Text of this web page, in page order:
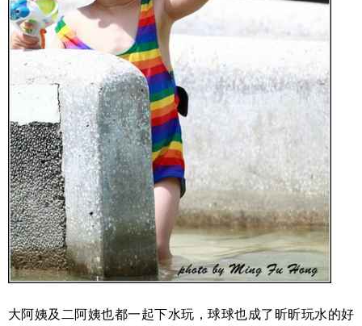
大阿姨及二阿姨也都一起下水玩，球球也成了昕昕玩水的好